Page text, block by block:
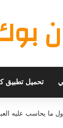
تحميل تطبيق
ما يحاسب عليه